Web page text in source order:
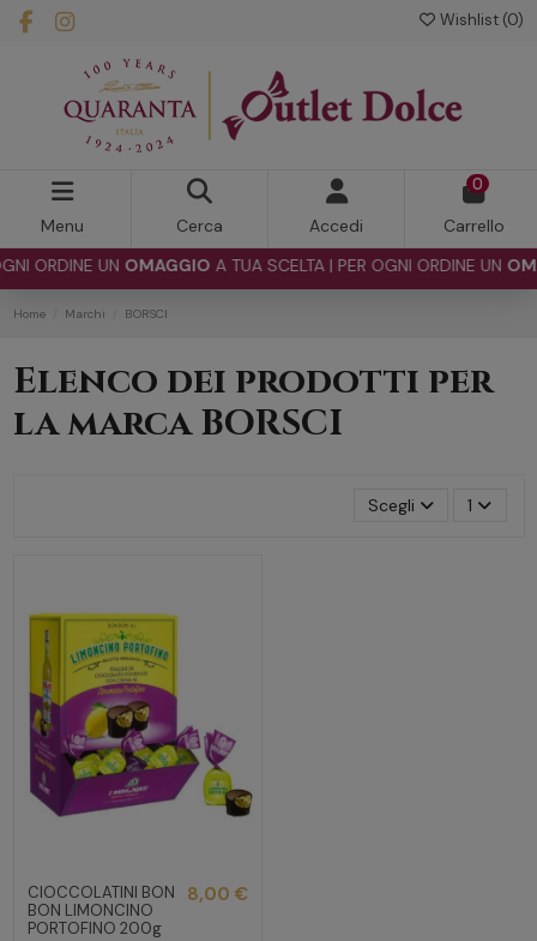
Wishlist (0)
Menu Cerca Accedi
0
Carrello
ORDINE UNOMAGGIOA TUA SCELTA | PER OGNI ORDINE UN
Home Marchi BORSCI
Elenco dei prodotti per
la marca BORSCI
Scegli 1
CIOCCOLATINI BON
BON LIMONCINO
PORTOFINO 200g
8,00 €